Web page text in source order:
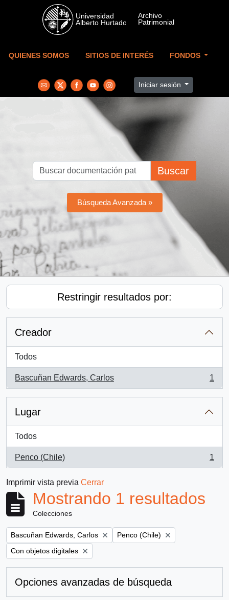
Skip to main content
QUIENES SOMOS SITIOS DE INTERÉS FONDOS
Iniciar sesión
Buscar
Búsqueda Avanzada »
Restringir resultados por:
Creador
Todos
Bascuñan Edwards, Carlos
, 1 resultados
1
Lugar
Todos
Penco (Chile)
, 1 resultados
1
Imprimir vista previa Cerrar
Mostrando 1 resultados
Colecciones
Remove filter:
Bascuñan Edwards, Carlos Remove filter:
Penco (Chile)
Remove filter:
Con objetos digitales
Opciones avanzadas de búsqueda